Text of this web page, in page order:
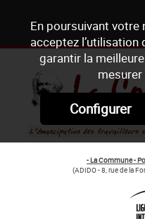
En poursuivant votre
acceptez
garantir la
Configurer
- La Commune -
(ADIDO - 8, rue de la